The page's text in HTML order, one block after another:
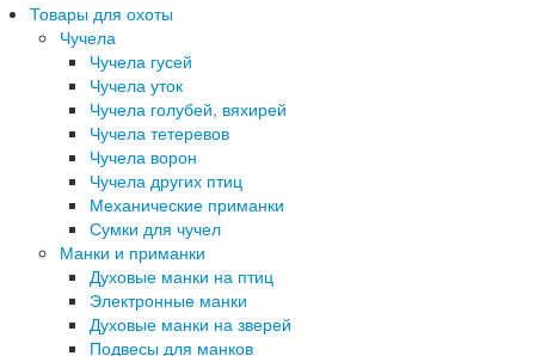
Товары для охоты
Чучела
Чучела гусей
Чучела уток
Чучела голубей, вяхирей
Чучела тетеревов
Чучела ворон
Чучела других птиц
Механические приманки
Сумки для чучел
Манки и приманки
Духовые манки на птиц
Электронные манки
Духовые манки на зверей
Подвесы для манков